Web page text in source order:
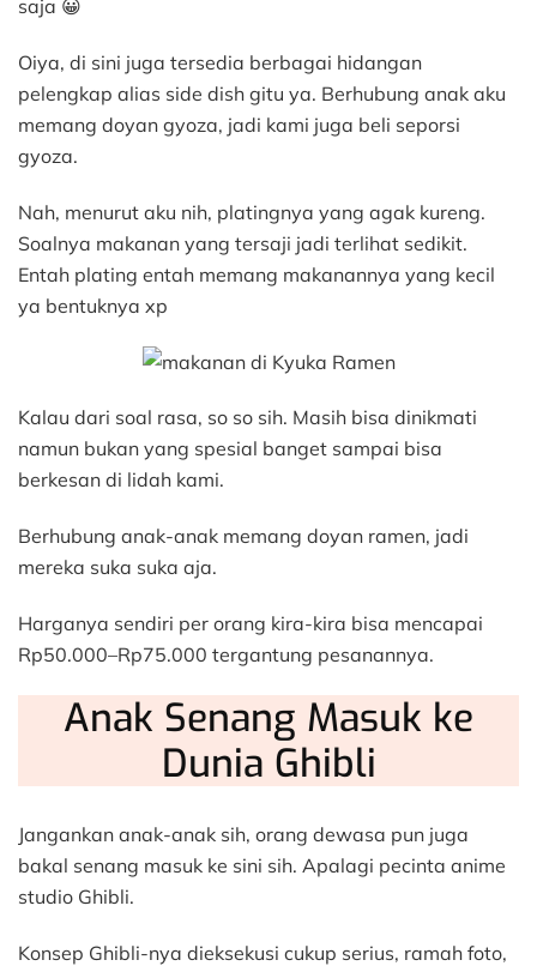
saja 😀
Oiya, di sini juga tersedia berbagai hidangan
pelengkap alias side dish gitu ya. Berhubung anak aku
memang doyan gyoza, jadi kami juga beli seporsi
gyoza.
Nah, menurut aku nih, platingnya yang agak kureng.
Soalnya makanan yang tersaji jadi terlihat sedikit.
Entah plating entah memang makanannya yang kecil
ya bentuknya xp
Kalau dari soal rasa, so so sih. Masih bisa dinikmati
namun bukan yang spesial banget sampai bisa
berkesan di lidah kami.
Berhubung anak-anak memang doyan ramen, jadi
mereka suka suka aja.
Harganya sendiri per orang kira-kira bisa mencapai
Rp50.000–Rp75.000 tergantung pesanannya.
Anak Senang Masuk ke
Dunia Ghibli
Jangankan anak-anak sih, orang dewasa pun juga
bakal senang masuk ke sini sih. Apalagi pecinta anime
studio Ghibli.
Konsep Ghibli-nya dieksekusi cukup serius, ramah foto,